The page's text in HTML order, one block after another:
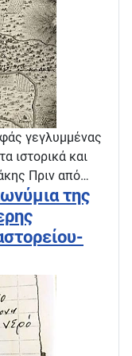
γεγλυμμένας
ιστορικά και
Πριν από…
της